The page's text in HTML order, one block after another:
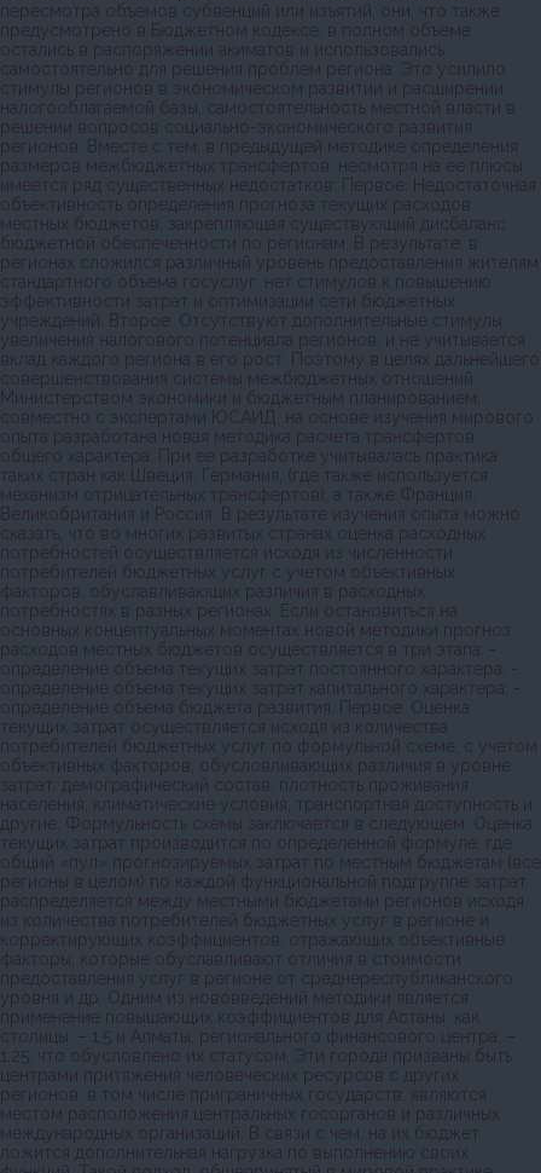
пересмотра объемов субвенций или изъятий, они, что также
предусмотрено в Бюджетном кодексе, в полном объеме
остались в распоряжении акиматов и использовались
самостоятельно для решения проблем региона. Это усилило
стимулы регионов в экономическом развитии и расширении
налогооблагаемой базы, самостоятельность местной власти в
решении вопросов социально-экономического развития
регионов. Вместе с тем, в предыдущей методике определения
размеров межбюджетных трансфертов, несмотря на ее плюсы,
имеется ряд существенных недостатков: Первое. Недостаточная
объективность определения прогноза текущих расходов
местных бюджетов, закрепляющая существующий дисбаланс
бюджетной обеспеченности по регионам. В результате, в
регионах сложился различный уровень предоставления жителям
стандартного объема госуслуг, нет стимулов к повышению
эффективности затрат и оптимизации сети бюджетных
учреждений. Второе. Отсутствуют дополнительные стимулы
увеличения налогового потенциала регионов, и не учитывается
вклад каждого региона в его рост. Поэтому в целях дальнейшего
совершенствования системы межбюджетных отношений
Министерством экономики и бюджетным планированием,
совместно с экспертами ЮСАИД, на основе изучения мирового
опыта разработана новая методика расчета трансфертов
общего характера. При ее разработке учитывалась практика
таких стран как Швеция, Германия, (где также используется
механизм отрицательных трансфертов), а также Франция,
Великобритания и Россия. В результате изучения опыта можно
сказать, что во многих развитых странах оценка расходных
потребностей осуществляется исходя из численности
потребителей бюджетных услуг с учетом объективных
факторов, обуславливающих различия в расходных
потребностях в разных регионах. Если остановиться на
основных концептуальных моментах новой методики прогноз
расходов местных бюджетов осуществляется в три этапа: -
определение объема текущих затрат постоянного характера; -
определение объема текущих затрат капитального характера; -
определение объема бюджета развития. Первое. Оценка
текущих затрат осуществляется исходя из количества
потребителей бюджетных услуг по формульной схеме, с учетом
объективных факторов, обусловливающих различия в уровне
затрат: демографический состав, плотность проживания
населения, климатические условия, транспортная доступность и
другие. Формульность схемы заключается в следующем. Оценка
текущих затрат производится по определенной формуле, где
общий «пул» прогнозируемых затрат по местным бюджетам (все
регионы в целом) по каждой функциональной подгруппе затрат
распределяется между местными бюджетами регионов исходя
из количества потребителей бюджетных услуг в регионе и
корректирующих коэффициентов, отражающих объективные
факторы, которые обуславливают отличия в стоимости
предоставления услуг в регионе от среднереспубликанского
уровня и др. Одним из нововведений методики является
применение повышающих коэффициентов для Астаны, как
столицы, – 1,5 и Алматы, регионального финансового центра, –
1,25, что обусловлено их статусом, Эти города призваны быть
центрами притяжения человеческих ресурсов с других
регионов, в том числе приграничных государств, являются
местом расположения центральных госорганов и различных
международных организаций. В связи с чем, на их бюджет
ложится дополнительная нагрузка по выполнению своих